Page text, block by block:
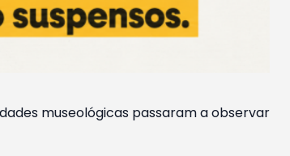
museológicas passaram a observar